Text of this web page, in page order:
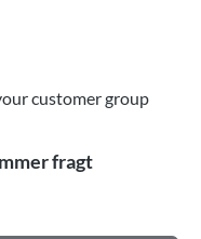
customer group
fragt